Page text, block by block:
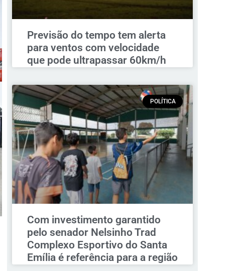
Previsão do tempo tem alerta
para ventos com velocidade
que pode ultrapassar 60km/h
POLÍTICA
Com investimento garantido
pelo senador Nelsinho Trad
Complexo Esportivo do Santa
Emília é referência para a região